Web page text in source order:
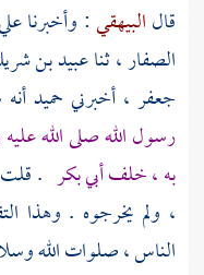
قالالبيهقي: وأخبرنا
الصفار ،ثناعبيد بن
جعفر ،أخبرني حميد
رسول الله صلى الله
به ، خلفأبي بكر .
، ولم يخرجوه . وهذا
الناس ، صلوات الله